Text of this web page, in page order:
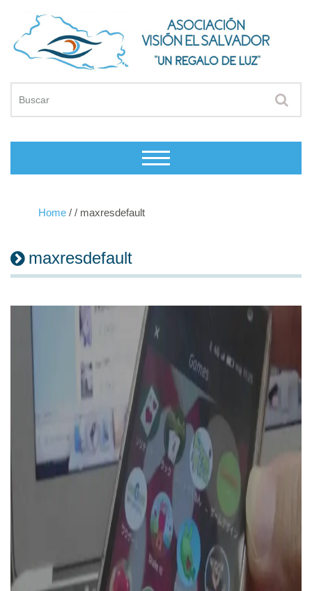
Home / / maxresdefault
maxresdefault